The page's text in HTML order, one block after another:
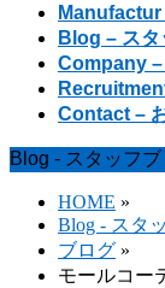
Manufactur
Blog – ス
Company –
Contact –
Blog - スタッフ
HOME »
Blog - スタ
ブログ »
モールコー